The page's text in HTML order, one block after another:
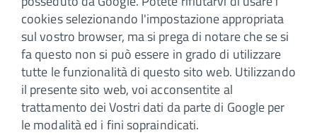
cookies selezionando l'impostazione appropriata
sul vostro browser, ma si prega di notare che se si
fa questo non si può essere in grado di utilizzare
tutte le funzionalità di questo sito web. Utilizzando
il presente sito web, voi acconsentite al
trattamento dei Vostri dati da parte di Google per
le modalità ed i fini sopraindicati.